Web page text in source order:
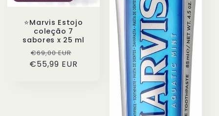
⭐️Marvis Estojo
coleção 7
sabores x 25 ml
Preço
normal
€69,00 EUR
de
€55,99 EUR